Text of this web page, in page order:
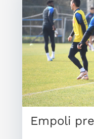
Empoli